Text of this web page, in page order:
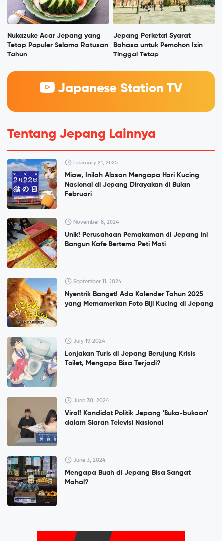
Nukazuke Acar Jepang yang
Tetap Populer Selama Ratusan
Tahun
Jepang Perketat Syarat
Bahasa untuk Pemohon Izin
Tinggal Tetap
Japanese Station TV
Tentang Jepang Lainnya
February 21, 2025
Miaw, Inilah Alasan Mengapa Hari Kucing
Nasional di Jepang Dirayakan di Bulan
Februari
November 8, 2024
Unik! Perusahaan Pemakaman di Jepang ini
Bangun Kafe Bertema Peti Mati
September 11, 2024
Nyentrik Banget! Ada Kalender Tahun 2025
yang Memamerkan Foto Biji Kucing di Jepang
July 19, 2024
Lonjakan Turis di Jepang Berujung Krisis
Toilet, Mengapa Bisa Terjadi?
June 30, 2024
Viral! Kandidat Politik Jepang 'Buka-bukaan'
dalam Siaran Televisi Nasional
June 3, 2024
Mengapa Buah di Jepang Bisa Sangat
Mahal?